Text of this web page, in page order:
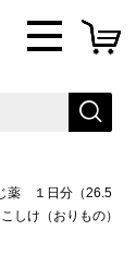
薬 １日分（26.5
しけ（おりもの）